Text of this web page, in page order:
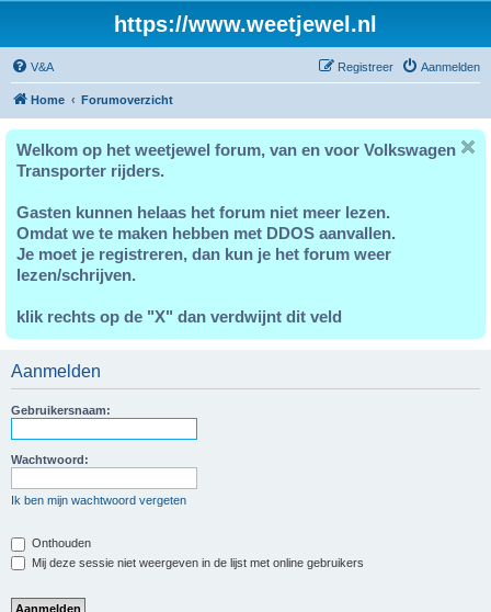
https://www.weetjewel.nl
V&A Aanmelden
Registreer
Home Forumoverzicht
Welkom op het weetjewel forum, van en voor Volkswagen
Transporter rijders.
Gasten kunnen helaas het forum niet meer lezen.
Omdat we te maken hebben met DDOS aanvallen.
Je moet je registreren, dan kun je het forum weer
lezen/schrijven.
klik rechts op de "X" dan verdwijnt dit veld
Aanmelden
Gebruikersnaam:
Wachtwoord:
Ik ben mijn wachtwoord vergeten
Onthouden
Mij deze sessie niet weergeven in de lijst met online gebruikers